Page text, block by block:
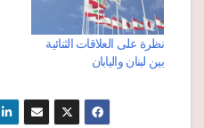
نظرة على العلاقات الثنائية
بين لبنان واليابان